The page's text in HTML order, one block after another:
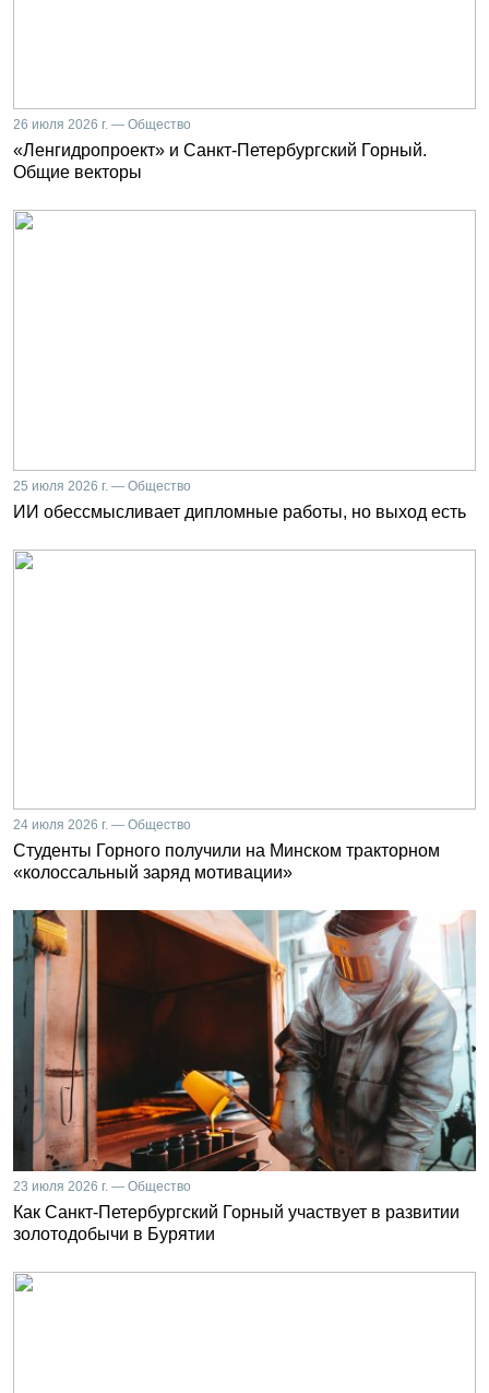
26 июля 2026 г. — Общество
«Ленгидропроект» и Санкт-Петербургский Горный.
Общие векторы
25 июля 2026 г. — Общество
ИИ обессмысливает дипломные работы, но выход есть
24 июля 2026 г. — Общество
Студенты Горного получили на Минском тракторном
«колоссальный заряд мотивации»
23 июля 2026 г. — Общество
Как Санкт-Петербургский Горный участвует в развитии
золотодобычи в Бурятии